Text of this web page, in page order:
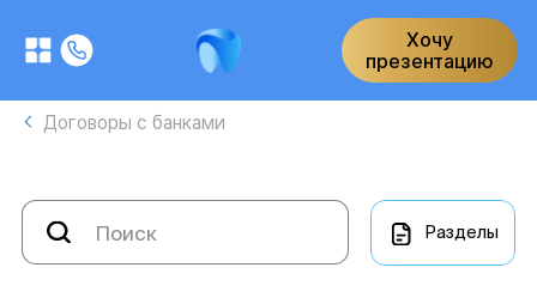
Хочу
презентацию
Договоры с банками
Разделы